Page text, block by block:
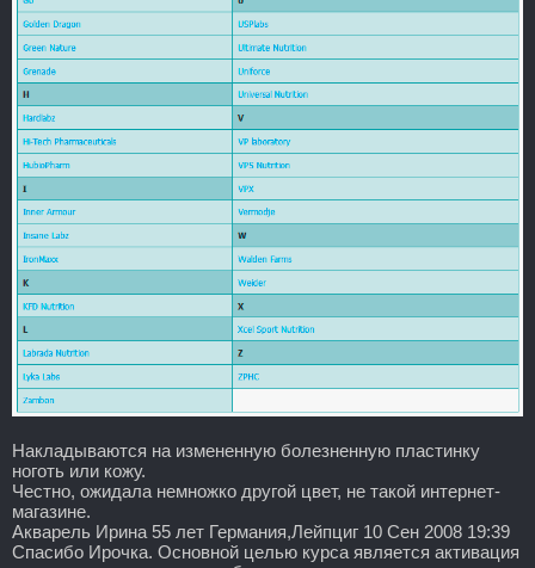
Накладываются на измененную болезненную пластинку
ноготь или кожу.
Честно, ожидала немножко другой цвет, не такой интернет-
магазине.
Акварель Ирина 55 лет Германия,Лейпциг 10 Сен 2008 19:39
Спасибо Ирочка. Основной целью курса является активация